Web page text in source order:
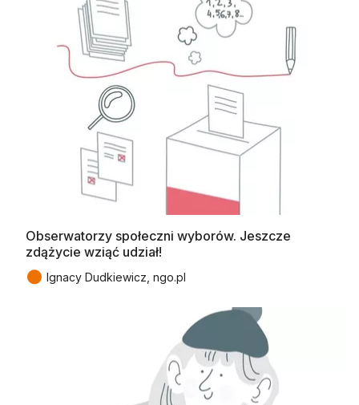
Obserwatorzy społeczni wyborów. Jeszcze
zdążycie wziąć udział!
● Ignacy Dudkiewicz, ngo.pl